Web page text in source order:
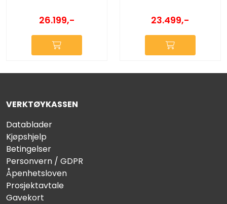
26.199,- 23.499,-
VERKTØYKASSEN
Datablader
Kjøpshjelp
Betingelser
Personvern / GDPR
Åpenhetsloven
Prosjektavtale
Gavekort